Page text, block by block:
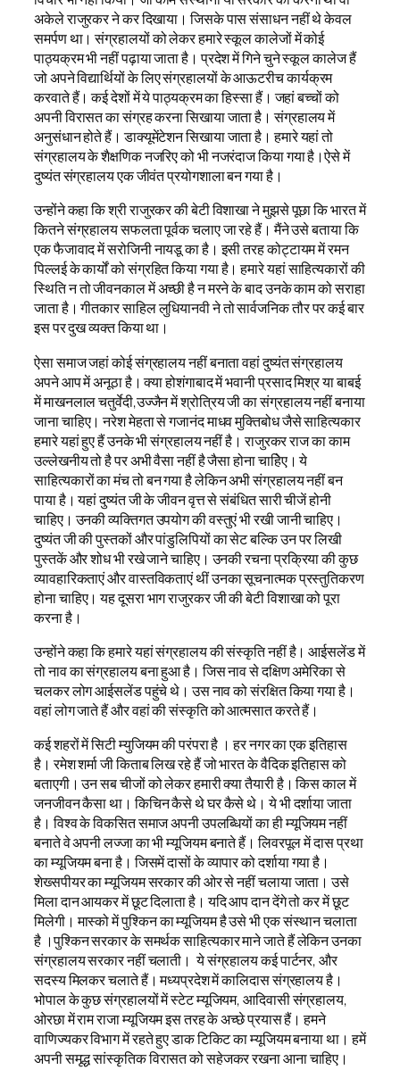
अकेले राजुरकर ने कर दिखाया। जिसके पास संसाधन नहीं थे केवल
समर्पण था। संग्रहालयों को लेकर हमारे स्कूल कालेजों में कोई
पाठ्यक्रम भी नहीं पढ़ाया जाता है। प्रदेश में गिने चुने स्कूल कालेज हैं
जो अपने विद्यार्थियों के लिए संग्रहालयों के आऊटरीच कार्यक्रम
करवाते हैं। कई देशों में ये पाठ्यक्रम का हिस्सा हैं। जहां बच्चों को
अपनी विरासत का संग्रह करना सिखाया जाता है। संग्रहालय में
अनुसंधान होते हैं। डाक्यूमेंटेशन सिखाया जाता है। हमारे यहां तो
संग्रहालय के शैक्षणिक नजरिए को भी नजरंदाज किया गया है।ऐसे में
दुष्यंत संग्रहालय एक जीवंत प्रयोगशाला बन गया है।
उन्होंने कहा कि श्री राजुरकर की बेटी विशाखा ने मुझसे पूछा कि भारत में
कितने संग्रहालय सफलता पूर्वक चलाए जा रहे हैं। मैंने उसे बताया कि
एक फैजावाद में सरोजिनी नायडू का है। इसी तरह कोट्टायम में रमन
पिल्लई के कार्यों को संग्रहित किया गया है। हमारे यहां साहित्यकारों की
स्थिति न तो जीवनकाल में अच्छी है न मरने के बाद उनके काम को सराहा
जाता है। गीतकार साहिल लुधियानवी ने तो सार्वजनिक तौर पर कई बार
इस पर दुख व्यक्त किया था।
ऐसा समाज जहां कोई संग्रहालय नहीं बनाता वहां दुष्यंत संग्रहालय
अपने आप में अनूठा है। क्या होशंगाबाद में भवानी प्रसाद मिश्र या बाबई
में माखनलाल चतुर्वेदी,उज्जैन में श्रोत्रिय जी का संग्रहालय नहीं बनाया
जाना चाहिए। नरेश मेहता से गजानंद माधव मुक्तिबोध जैसे साहित्यकार
हमारे यहां हुए हैं उनके भी संग्रहालय नहीं है। राजुरकर राज का काम
उल्लेखनीय तो है पर अभी वैसा नहीं है जैसा होना चाहिेए। ये
साहित्यकारों का मंच तो बन गया है लेकिन अभी संग्रहालय नहीं बन
पाया है। यहां दुष्यंत जी के जीवन वृत्त से संबंधित सारी चीजें होनी
चाहिए। उनकी व्यक्तिगत उपयोग की वस्तुएं भी रखी जानी चाहिए।
दुष्यंत जी की पुस्तकों और पांडुलिपियों का सेट बल्कि उन पर लिखी
पुस्तकें और शोध भी रखे जाने चाहिए। उनकी रचना प्रक्रिया की कुछ
व्यावहारिकताएं और वास्तविकताएं थीं उनका सूचनात्मक प्रस्तुतिकरण
होना चाहिए। यह दूसरा भाग राजुरकर जी की बेटी विशाखा को पूरा
करना है।
उन्होंने कहा कि हमारे यहां संग्रहालय की संस्कृति नहीं है। आईसलेंड में
तो नाव का संग्रहालय बना हुआ है। जिस नाव से दक्षिण अमेरिका से
चलकर लोग आईसलेंड पहुंचे थे। उस नाव को संरक्षित किया गया है।
वहां लोग जाते हैं और वहां की संस्कृति को आत्मसात करते हैं।
कई शहरों में सिटी म्युजियम की परंपरा है । हर नगर का एक इतिहास
है। रमेश शर्मा जी किताब लिख रहे हैं जो भारत के वैदिक इतिहास को
बताएगी। उन सब चीजों को लेकर हमारी क्या तैयारी है। किस काल में
जनजीवन कैसा था। किचिन कैसे थे घर कैसे थे। ये भी दर्शाया जाता
है। विश्व के विकसित समाज अपनी उपलब्धियों का ही म्यूजियम नहीं
बनाते वे अपनी लज्जा का भी म्यूजियम बनाते हैं। लिवरपूल में दास प्रथा
का म्यूजियम बना है। जिसमें दासों के व्यापार को दर्शाया गया है।
शेख्सपीयर का म्यूजियम सरकार की ओर से नहीं चलाया जाता। उसे
मिला दान आयकर में छूट दिलाता है। यदि आप दान देंगे तो कर में छूट
मिलेगी। मास्को में पुश्किन का म्यूजियम है उसे भी एक संस्थान चलाता
है ।पुश्किन सरकार के समर्थक साहित्यकार माने जाते हैं लेकिन उनका
संग्रहालय सरकार नहीं चलाती। ये संग्रहालय कई पार्टनर, और
सदस्य मिलकर चलाते हैं। मध्यप्रदेश में कालिदास संग्रहालय है।
भोपाल के कुछ संग्रहालयों में स्टेट म्यूजियम, आदिवासी संग्रहालय,
ओरछा में राम राजा म्यूजियम इस तरह के अच्छे प्रयास हैं। हमने
वाणिज्यकर विभाग में रहते हुए डाक टिकिट का म्यूजियम बनाया था। हमें
अपनी समृद्ध सांस्कृतिक विरासत को सहेजकर रखना आना चाहिए।